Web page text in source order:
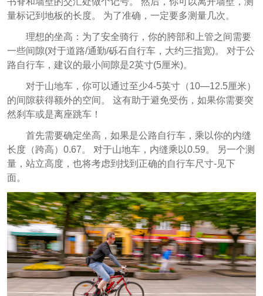
量标记到地板的长度。 为了准确，一定要多测量几次。
理想的坐高：为了安全骑行，你的胯部和上管之间需要
一些间隙(对于道路/通勤/砾石自行车，大约三指宽)。 对于公
路自行车，建议的最小间隙是2英寸(5厘米)。
对于山地车，你可以通过至少4-5英寸（10—12.5厘米）
的间隙获得额外的空间。 这有助于避免受伤，如果你需要突
然刹车或是离座跳车！
首先需要确定坐高，如果是公路自行车，乘以你的内缝
长度（跨高）0.67。 对于山地车，内缝乘以0.59。 另一个测
量，站立高度，也将考虑到找到正确的自行车尺寸-见下
面。